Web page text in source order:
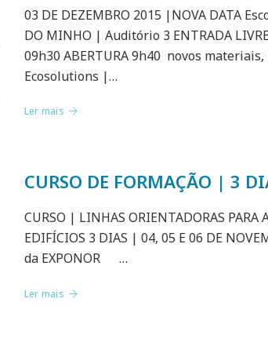
03 DE DEZEMBRO 2015 |NOVA DATA
DO MINHO | Auditório 3 ENTRADA
09h30 ABERTURA 9h40 novos
Ecosolutions |…
Ler mais
CURSO DE FORMAÇÃO | 3
CURSO | LINHAS ORIENTADORAS PARA
EDIFÍCIOS 3 DIAS | 04, 05 E 06 DE
da EXPONOR …
Ler mais